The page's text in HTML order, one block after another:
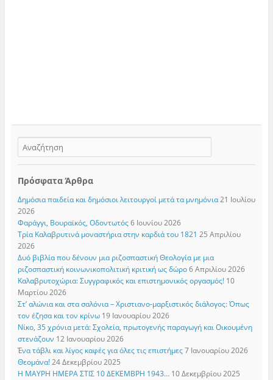
Πρόσφατα Άρθρα
Δημόσια παιδεία και δημόσιοι λειτουργοί μετά τα μνημόνια 21 Ιουλίου
2026
Φαράγγι, Βουραϊκός, Οδοντωτός 6 Ιουνίου 2026
Τρία Καλαβρυτινά μοναστήρια στην καρδιά του 1821 25 Απριλίου
2026
Δυό βιβλία που δένουν μια ριζοσπαστική Θεολογία με μια
ριζοσπαστική κοινωνικοπολιτική κριτική ως δώρο 6 Απριλίου 2026
Καλαβρυτοχώρια: Συγγραφικός και επιστημονικός οργασμός! 10
Μαρτίου 2026
Στ’ αλώνια και στα σαλόνια – Χριστιανο-μαρξιστικός διάλογος: Όπως
τον έζησα και τον κρίνω 19 Ιανουαρίου 2026
Νίκο, 35 χρόνια μετά: Σχολεία, πρωτογενής παραγωγή και Οικουμένη
στενάζουν 12 Ιανουαρίου 2026
Ένα τάβλι και λίγος καφές για όλες τις επιστήμες 7 Ιανουαρίου 2026
Θεομάνα! 24 Δεκεμβρίου 2025
Η ΜΑΥΡΗ ΗΜΕΡΑ ΣΤΙΣ 10 ΔΕΚΕΜΒΡΗ 1943… 10 Δεκεμβρίου 2025